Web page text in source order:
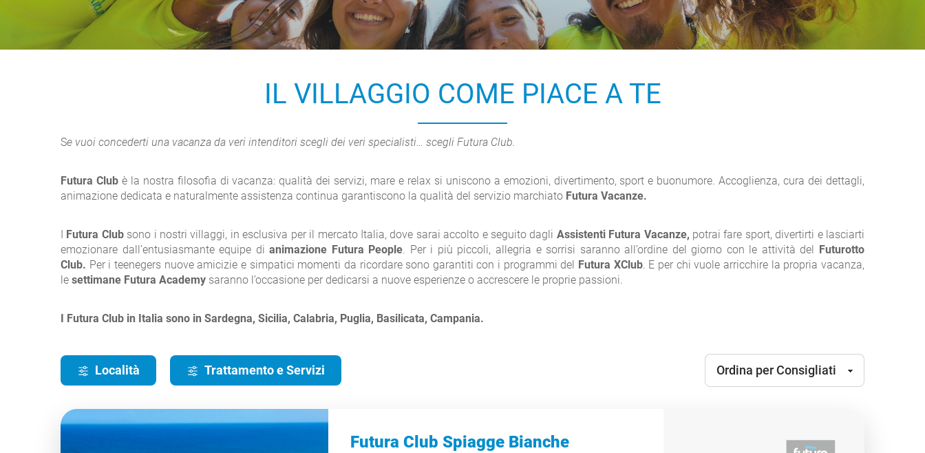
IL VILLAGGIO COME PIACE A TE
Se vuoi concederti una vacanza da veri intenditori scegli dei veri specialisti… scegli Futura Club.
Futura Clubè la nostra filosofia di vacanza: qualità dei servizi, mare e relax si uniscono a emozioni, divertimento, sport e buonumore. Accoglienza, cura dei dettagli,
animazione dedicata e naturalmente assistenza continua garantiscono la qualità del servizio marchiato Futura Vacanze.
I Futura Club sono i nostri villaggi, in esclusiva per il mercato Italia, dove sarai accolto e seguito dagli Assistenti Futura Vacanze, potrai fare sport, divertirti e lasciarti
emozionare dall’entusiasmante equipe dianimazione Futura People. Per i più piccoli, allegria e sorrisi saranno all’ordine del giorno con le attività del Futurotto
Club. Per i teenegers nuove amicizie e simpatici momenti da ricordare sono garantiti con i programmi del Futura XClub. E per chi vuole arricchire la propria vacanza,
le settimane Futura Academy saranno l’occasione per dedicarsi a nuove esperienze o accrescere le proprie passioni.
I Futura Club in Italia sono in Sardegna, Sicilia, Calabria, Puglia, Basilicata, Campania.
Località Trattamento e Servizi
Futura Club Spiagge Bianche